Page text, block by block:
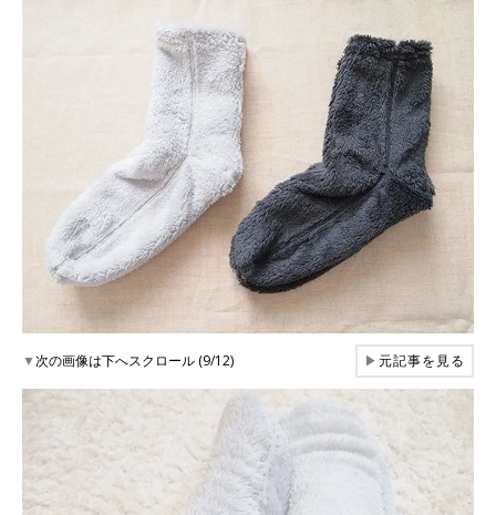
▼次の画像は下へスクロール (9/12) ▶元記事を見る